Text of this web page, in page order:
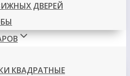
ДВЕРЕЙ
КВАДРАТНЫЕ